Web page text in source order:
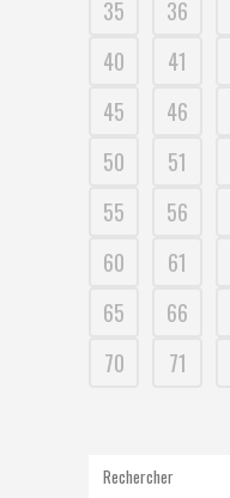
35
36
40
41
45
46
50
51
55
56
60
61
65
66
70
71